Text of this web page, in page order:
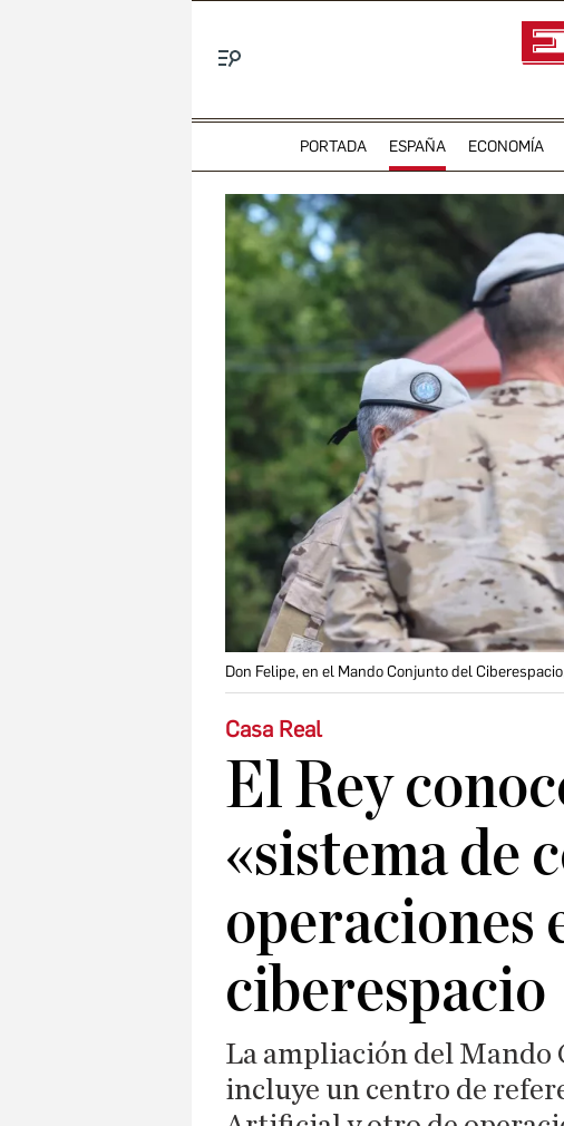
PORTADA ESPAÑA ECONOMÍA
Don Felipe, en el Mando Conjunto del
Casa Real
El Rey
«sistema de
operaciones
ciberespacio
La ampliación del Mando
incluye un centro de